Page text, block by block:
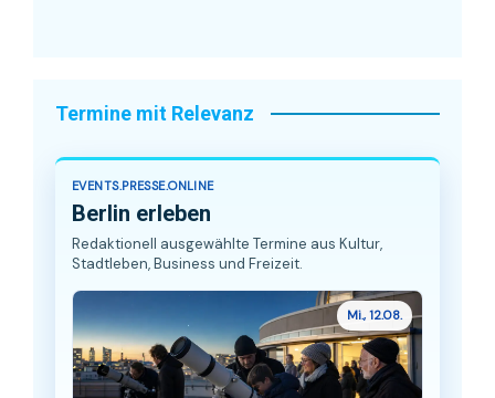
Termine mit Relevanz
EVENTS.PRESSE.ONLINE
Berlin erleben
Redaktionell ausgewählte Termine aus Kultur,
Stadtleben, Business und Freizeit.
Mi., 12.08.